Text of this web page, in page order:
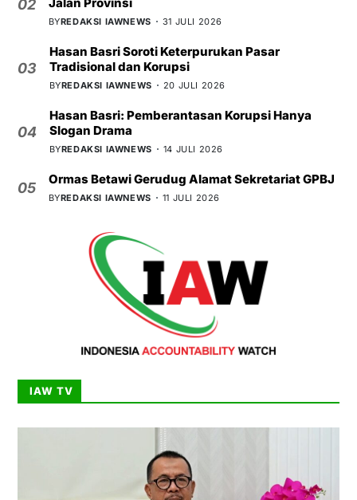
02
BYREDAKSI IAWNEWS 31 JULI 2026
03
Hasan Basri Soroti Keterpurukan Pasar
Tradisional dan Korupsi
BYREDAKSI IAWNEWS 20 JULI 2026
04
Hasan Basri: Pemberantasan Korupsi Hanya
Slogan Drama
BYREDAKSI IAWNEWS 14 JULI 2026
05
Ormas Betawi Gerudug Alamat Sekretariat GPBJ
BYREDAKSI IAWNEWS 11 JULI 2026
IAW TV